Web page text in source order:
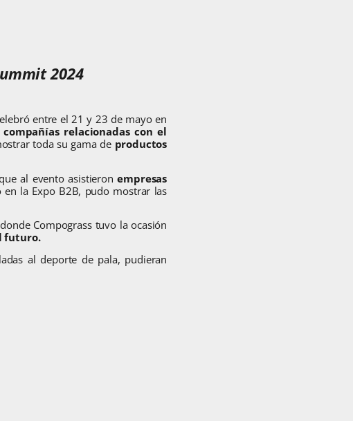
2024
entre el 21 y 23 de mayo en
compañías relacionadas con el
toda su gama de productos
al evento asistieron empresas
la Expo B2B, pudo mostrar las
Compograss tuvo la ocasión
futuro.
al deporte de pala, pudieran